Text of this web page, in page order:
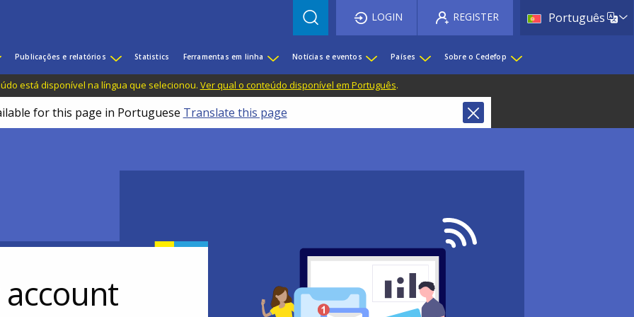
PortuguêsList
LOGIN REGISTER
Publicações e relatórios Statistics Ferramentas em linha Notícias e eventos Países Sobre o Cedefop
está disponível na língua que selecionou. Ver qual o conteúdo disponível em Português.
for this page in Portuguese Translate this page